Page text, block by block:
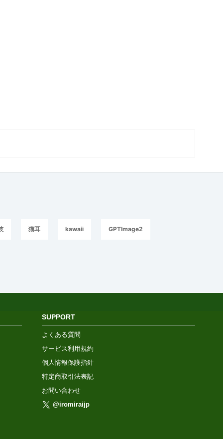
猫耳 kawaii GPTImage2
SUPPORT
よくある質問
サービス利用規約
個人情報保護指針
特定商取引法表記
お問い合わせ
@iromiraijp